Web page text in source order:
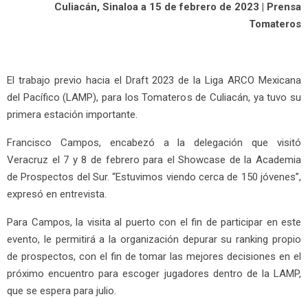
Culiacán, Sinaloa a 15 de febrero de 2023 | Prensa
Tomateros
El trabajo previo hacia el Draft 2023 de la Liga ARCO Mexicana
del Pacífico (LAMP), para los Tomateros de Culiacán, ya tuvo su
primera estación importante.
Francisco Campos, encabezó a la delegación que visitó
Veracruz el 7 y 8 de febrero para el Showcase de la Academia
de Prospectos del Sur. “Estuvimos viendo cerca de 150 jóvenes”,
expresó en entrevista.
Para Campos, la visita al puerto con el fin de participar en este
evento, le permitirá a la organización depurar su ranking propio
de prospectos, con el fin de tomar las mejores decisiones en el
próximo encuentro para escoger jugadores dentro de la LAMP,
que se espera para julio.